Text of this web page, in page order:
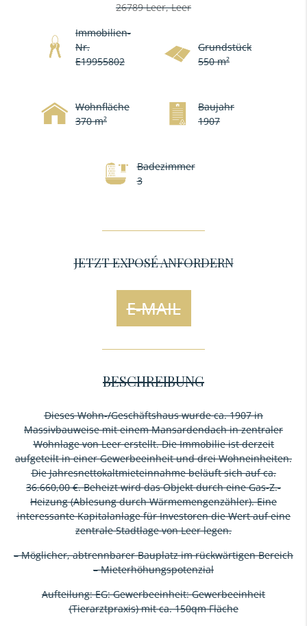
26789 Leer, Leer
Immobilien-
Nr.
E19955802
Grundstück
550 m²
Wohnfläche
370 m²
Baujahr
1907
Badezimmer
3
JETZT EXPOSÉ ANFORDERN
E-MAIL
BESCHREIBUNG
Dieses Wohn-/Geschäftshaus wurde ca. 1907 in
Massivbauweise mit einem Mansardendach in zentraler
Wohnlage von Leer erstellt. Die Immobilie ist derzeit
aufgeteilt in einer Gewerbeeinheit und drei Wohneinheiten.
Die Jahresnettokaltmieteinnahme beläuft sich auf ca.
36.660,00 €. Beheizt wird das Objekt durch eine Gas-Z.-
Heizung (Ablesung durch Wärmemengenzähler). Eine
interessante Kapitalanlage für Investoren die Wert auf eine
zentrale Stadtlage von Leer legen.
– Möglicher, abtrennbarer Bauplatz im rückwärtigen Bereich
– Mieterhöhungspotenzial
Aufteilung: EG: Gewerbeeinheit: Gewerbeeinheit
(Tierarztpraxis) mit ca. 150qm Fläche